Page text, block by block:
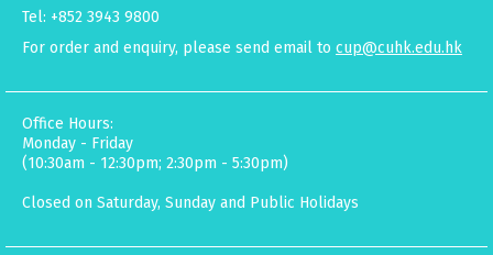
Tel: +852 3943 9800
For order and enquiry, please send email to cup@cuhk.edu.hk
Office Hours:
Monday - Friday
(10:30am - 12:30pm; 2:30pm - 5:30pm)
Closed on Saturday, Sunday and Public Holidays